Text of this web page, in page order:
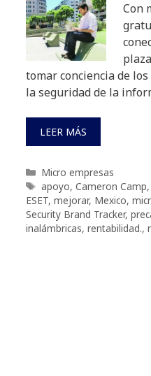
Con
tomar conciencia de
la seguridad de la
LEER MÁS
Categorías
Micro empresas
Etiquetas
apoyo, Cameron Camp,
ESET, mejorar, Mexico,
Security Brand Tracker,
inalámbricas, rentabilidad.,